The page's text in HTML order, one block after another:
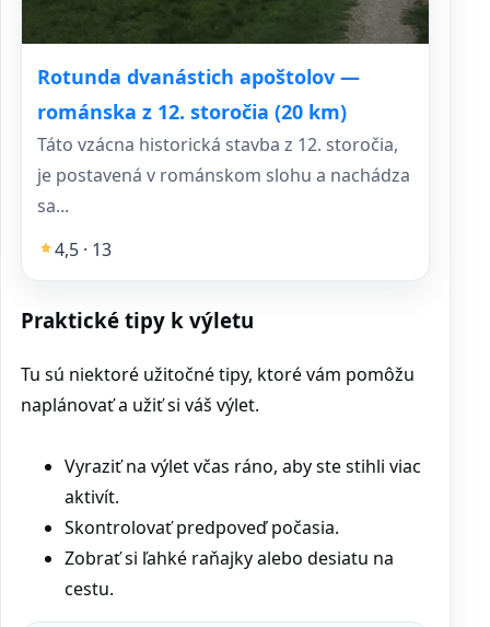
Rotunda dvanástich apoštolov —
románska z 12. storočia (20 km)
Táto vzácna historická stavba z 12. storočia,
je postavená v románskom slohu a nachádza
sa...
4,5 · 13
Praktické tipy k výletu
Tu sú niektoré užitočné tipy, ktoré vám pomôžu
naplánovať a užiť si váš výlet.
Vyraziť na výlet včas ráno, aby ste stihli viac
aktivít.
Skontrolovať predpoveď počasia.
Zobrať si ľahké raňajky alebo desiatu na
cestu.